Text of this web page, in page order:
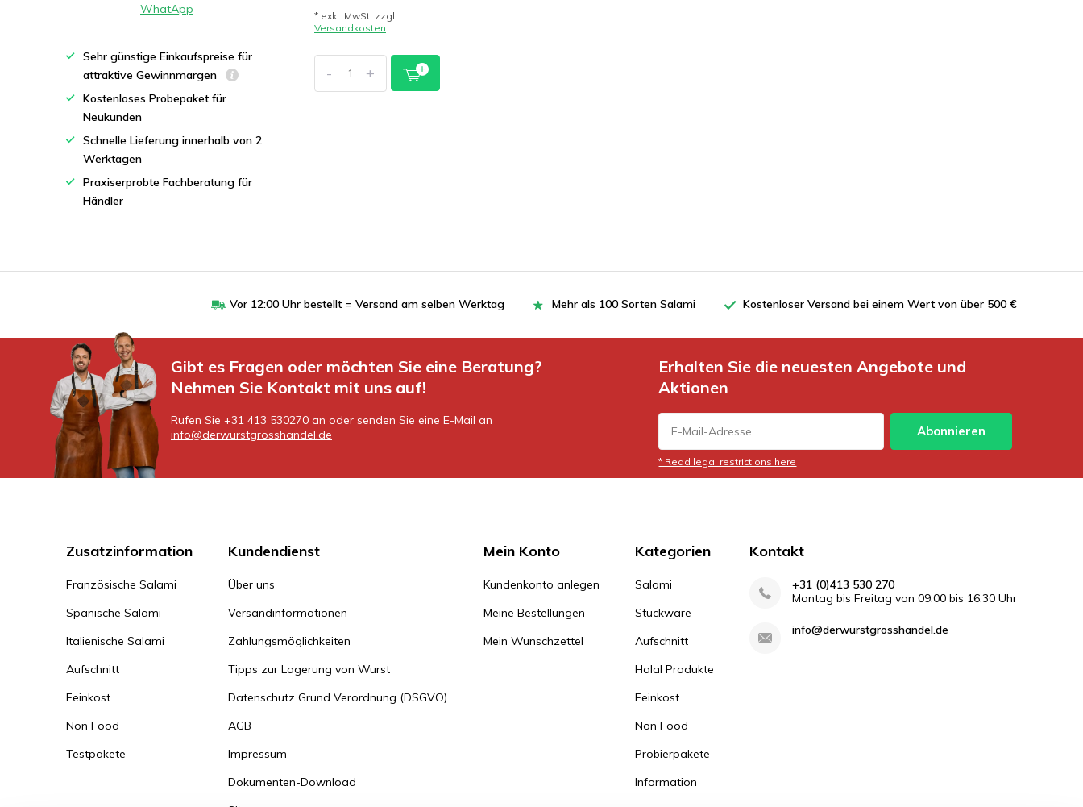
* exkl. MwSt. zzgl.
Versandkosten
- +
WhatApp
Sehr günstige Einkaufspreise für
attraktive Gewinnmargen
Kostenloses Probepaket für
Neukunden
Schnelle Lieferung innerhalb von 2
Werktagen
Praxiserprobte Fachberatung für
Händler
Vor 12:00 Uhr bestellt = Versand am selben Werktag Mehr als 100 Sorten Salami Kostenloser Versand bei einem Wert von über 500 €
Gibt es Fragen oder möchten Sie eine Beratung?
Nehmen Sie Kontakt mit uns auf!
Rufen Sie +31 413 530270 an oder senden Sie eine E-Mail an
info@derwurstgrosshandel.de
Erhalten Sie die neuesten Angebote und
Aktionen
Abonnieren
* Read legal restrictions here
Zusatzinformation
Französische Salami
Spanische Salami
Italienische Salami
Aufschnitt
Feinkost
Non Food
Testpakete
Kundendienst
Über uns
Versandinformationen
Zahlungsmöglichkeiten
Tipps zur Lagerung von Wurst
Datenschutz Grund Verordnung (DSGVO)
AGB
Impressum
Dokumenten-Download
Mein Konto
Kundenkonto anlegen
Meine Bestellungen
Mein Wunschzettel
Kategorien
Salami
Stückware
Aufschnitt
Halal Produkte
Feinkost
Non Food
Probierpakete
Information
Kontakt
+31 (0)413 530 270
Montag bis Freitag von 09:00 bis 16:30 Uhr
info@derwurstgrosshandel.de